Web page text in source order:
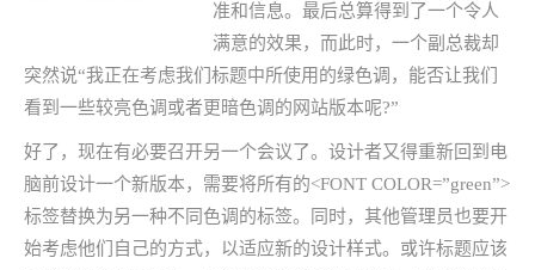
准和信息。最后总算得到了一个令人
满意的效果，而此时，一个副总裁却
突然说“我正在考虑我们标题中所使用的绿色调，能否让我们
看到一些较亮色调或者更暗色调的网站版本呢?”
好了，现在有必要召开另一个会议了。设计者又得重新回到电
脑前设计一个新版本，需要将所有的<FONT COLOR=”green”>
标签替换为另一种不同色调的标签。同时，其他管理员也要开
始考虑他们自己的方式，以适应新的设计样式。或许标题应该